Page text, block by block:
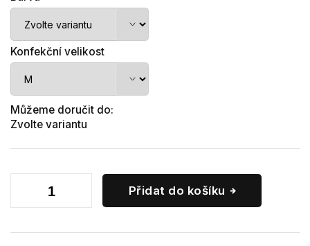
Konfekční velikost
Můžeme doručit do:
Zvolte variantu
Přidat do košíku